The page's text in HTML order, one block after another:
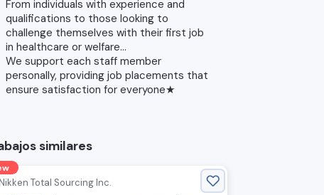
From individuals with experience and
qualifications to those looking to
challenge themselves with their first job
in healthcare or welfare...
We support each staff member
personally, providing job placements that
ensure satisfaction for everyone★
similares
Total Sourcing Inc.